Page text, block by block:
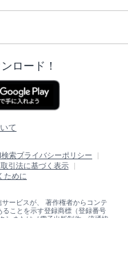
ロード！
て
検索プライバシーポリシー
引法に基づく表示
ために
ービスが、 著作権者からコンテ
ことを示す登録商標（登録番号
］または［電子出版制作・流通協